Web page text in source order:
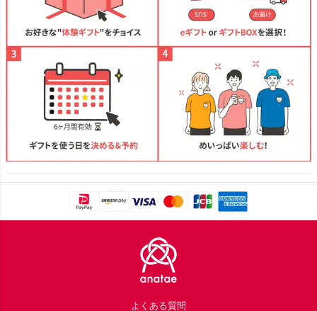
よくある質問